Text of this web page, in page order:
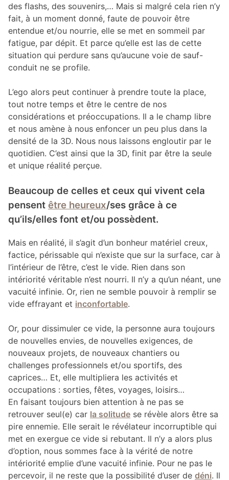
des flashs, des souvenirs,… Mais si malgré cela rien n’y
fait, à un moment donné, faute de pouvoir être
entendue et/ou nourrie, elle se met en sommeil par
fatigue, par dépit. Et parce qu’elle est las de cette
situation qui perdure sans qu’aucune voie de sauf-
conduit ne se profile.
L’ego alors peut continuer à prendre toute la place,
tout notre temps et être le centre de nos
considérations et préoccupations. Il a le champ libre
et nous amène à nous enfoncer un peu plus dans la
densité de la 3D. Nous nous laissons engloutir par le
quotidien. C’est ainsi que la 3D, finit par être la seule
et unique réalité perçue.
Beaucoup de celles et ceux qui vivent cela
pensent être heureux/ses grâce à ce
qu’ils/elles font et/ou possèdent.
Mais en réalité, il s’agit d’un bonheur matériel creux,
factice, périssable qui n’existe que sur la surface, car à
l’intérieur de l’être, c’est le vide. Rien dans son
intériorité véritable n’est nourri. Il n’y a qu’un néant, une
vacuité infinie. Or, rien ne semble pouvoir à remplir se
vide effrayant et inconfortable.
Or, pour dissimuler ce vide, la personne aura toujours
de nouvelles envies, de nouvelles exigences, de
nouveaux projets, de nouveaux chantiers ou
challenges professionnels et/ou sportifs, des
caprices… Et, elle multipliera les activités et
occupations : sorties, fêtes, voyages, loisirs…
En faisant toujours bien attention à ne pas se
retrouver seul(e) car la solitude se révèle alors être sa
pire ennemie. Elle serait le révélateur incorruptible qui
met en exergue ce vide si rebutant. Il n’y a alors plus
d’option, nous sommes face à la vérité de notre
intériorité emplie d’une vacuité infinie. Pour ne pas le
percevoir, il ne reste que la possibilité d’user de déni. Il